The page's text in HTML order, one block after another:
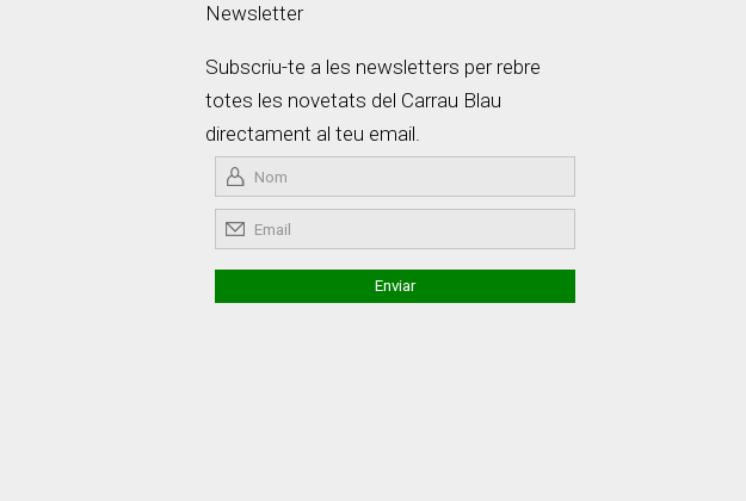
Newsletter
Subscriu-te a les newsletters per rebre
totes les novetats del Carrau Blau
directament al teu email.